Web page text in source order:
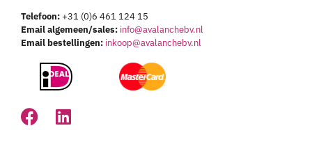
Telefoon:+31 (0)6 461 124 15
Email algemeen/sales: info@avalanchebv.nl
Email bestellingen: inkoop@avalanchebv.nl